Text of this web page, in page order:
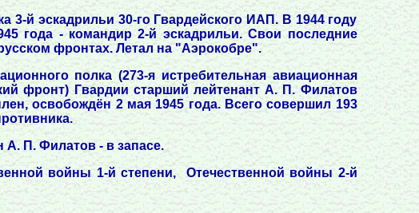
й эскадрильи 30-го Гвардейского ИАП. В 1944 году
года - командир 2-й эскадрильи. Свои последние
фронтах. Летал на "Аэрокобре".
полка (273-я истребительная авиационная
фронт) Гвардии старший лейтенант А. П. Филатов
освобождён 2 мая 1945 года. Всего совершил 193
П. Филатов - в запасе.
войны 1-й степени, Отечественной войны 2-й